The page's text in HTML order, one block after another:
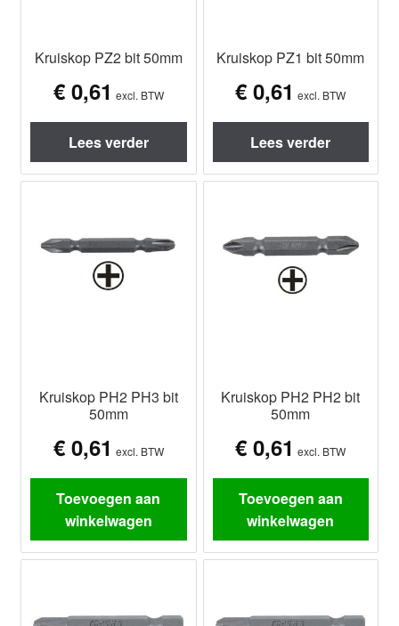
Kruiskop PZ2 bit 50mm
€0,61 excl. BTW
Lees verder
Kruiskop PZ1 bit 50mm
€ 0,61 excl. BTW
Lees verder
Kruiskop PH2 PH3 bit
50mm
€0,61 excl. BTW
Toevoegen aan
winkelwagen
Kruiskop PH2 PH2 bit
50mm
€ 0,61 excl. BTW
Toevoegen aan
winkelwagen